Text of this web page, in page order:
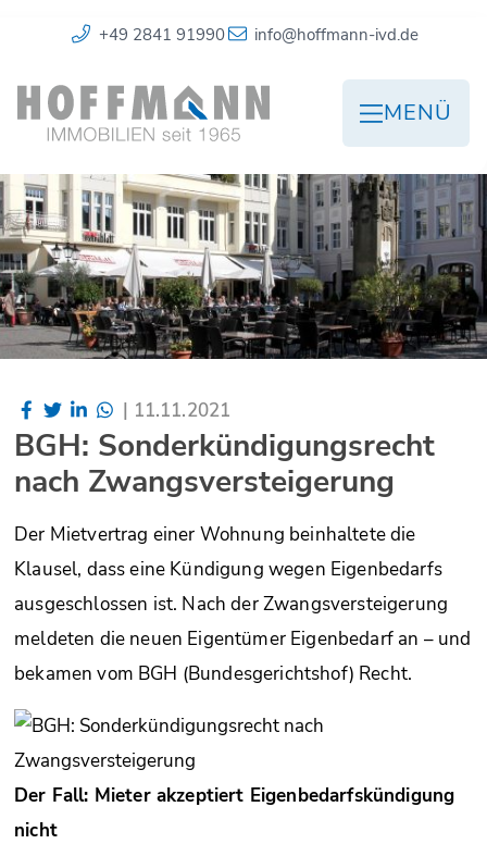
+49 2841 91990 info@hoffmann-ivd.de
MENÜ
| 11.11.2021
BGH: Sonderkündigungsrecht
nach Zwangsversteigerung
Der Mietvertrag einer Wohnung beinhaltete die
Klausel, dass eine Kündigung wegen Eigenbedarfs
ausgeschlossen ist. Nach der Zwangsversteigerung
meldeten die neuen Eigentümer Eigenbedarf an – und
bekamen vom BGH (Bundesgerichtshof) Recht.
Der Fall: Mieter akzeptiert Eigenbedarfskündigung
nicht